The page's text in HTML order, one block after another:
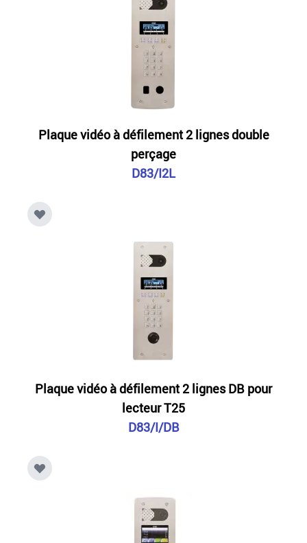
Plaque vidéo à défilement 2 lignes double
perçage
D83/I2L
Plaque vidéo à défilement 2 lignes DB pour
lecteur T25
D83/I/DB